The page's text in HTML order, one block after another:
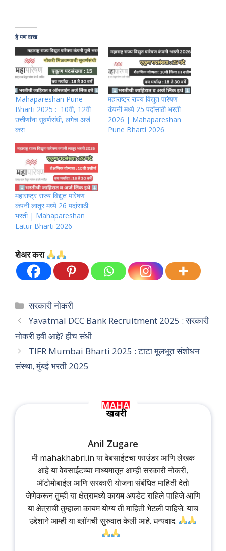
हे पण वाचा
Mahapareshan Pune
Bharti 2025 : 10वी, 12वी
उत्तीर्णांना सुवर्णसंधी, लगेच अर्ज
करा
महाराष्ट्र राज्य विद्युत पारेषण
कंपनी मध्ये 25 पदांसाठी भरती
2026 | Mahapareshan
Pune Bharti 2026
महाराष्ट्र राज्य विद्युत पारेषण
कंपनी लातूर मध्ये 26 पदांसाठी
भरती | Mahapareshan
Latur Bharti 2026
शेअर करा
Categories
सरकारी नोकरी
Yavatmal DCC Bank Recruitment 2025 : सरकारी
नोकरी हवी आहे? हीच संधी
TIFR Mumbai Bharti 2025 : टाटा मूलभूत संशोधन
संस्था, मुंबई भरती 2025
Anil Zugare
मी mahakhabri.in या वेबसाईटचा फाउंडर आणि लेखक
आहे या वेबसाईटच्या माध्यमातून आम्ही सरकारी नोकरी,
ऑटोमोबाईल आणि सरकारी योजना संबंधित माहिती देतो
जेणेकरून तुम्ही या क्षेत्रामध्ये कायम अपडेट राहिले पाहिजे आणि
या क्षेत्राची तुम्हाला कायम योग्य ती माहिती भेटली पाहिजे. याच
उद्देशाने आम्ही या ब्लॉगची सुरुवात केली आहे. धन्यवाद.